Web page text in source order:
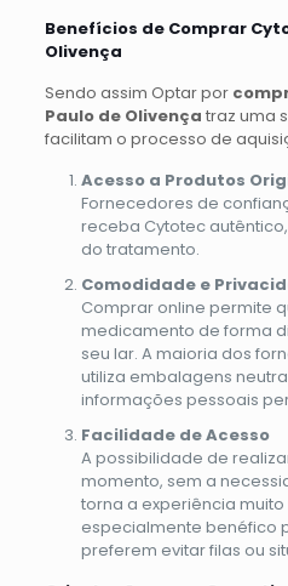
Benefícios de Comprar
Olivença
Sendo assim Optar por
Paulo de Olivença traz uma
facilitam o processo de
Acesso a Produtos
Fornecedores de
receba Cytotec
do tratamento.
Comodidade e
Comprar online permite
medicamento de forma
seu lar. A maioria dos
utiliza embalagens
informações pessoais
Facilidade de Acesso
A possibilidade de
momento, sem a
torna a experiência
especialmente benéfico
preferem evitar filas ou